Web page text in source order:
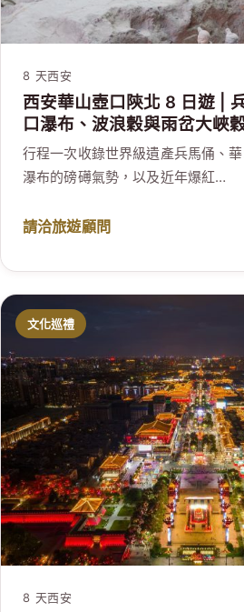
8 天西安
西安華山壺口陝北 8 日遊 |
口瀑布、波浪穀與雨岔大峽
行程一次收錄世界級遺產兵馬俑、
瀑布的磅礡氣勢，以及近年爆紅…
請洽旅遊顧問
文化巡禮
8 天西安